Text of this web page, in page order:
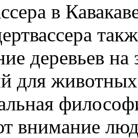
в
деревьев
для
внимание